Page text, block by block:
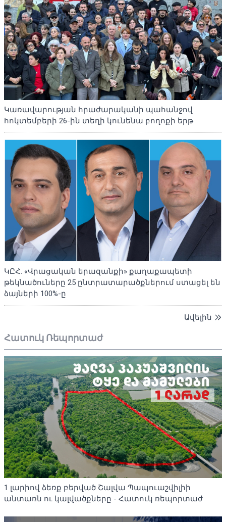
Կառավարության հրաժարականի պահանջով
հոկտեմբերի 26-ին տեղի կունենա բողոքի երթ
ԿԸՀ. «Վրացական երազանքի» քաղաքապետի
թեկնածուները 25 ընտրատարածքներում ստացել են
ձայների 100%-ը
Ավելին
Հատուկ Ռեպորտաժ
1 լարիով ձեռք բերված Շալվա Պապուաշվիլիի
անտառն ու կալվածքները - Հատուկ ռեպորտաժ